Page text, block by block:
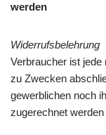
werden
Widerrufsbelehrung
Verbraucher ist
zu Zwecken
gewerblichen noch
zugerechnet werden